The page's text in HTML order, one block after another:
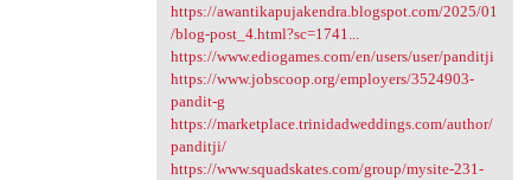
https://awantikapujakendra.blogspot.com/2025/01
/blog-post_4.html?sc=1741...
https://www.ediogames.com/en/users/user/panditji
https://www.jobscoop.org/employers/3524903-
pandit-g
https://marketplace.trinidadweddings.com/author/
panditji/
https://www.squadskates.com/group/mysite-231-